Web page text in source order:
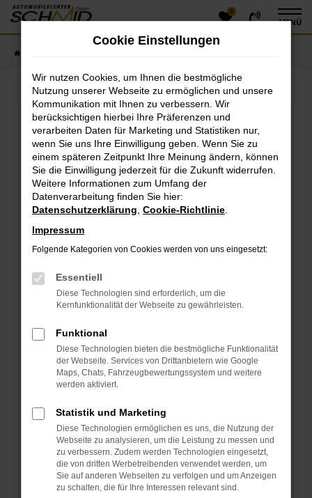
Zum
Hauptinhalt
0
MENÜ
Fehler: Network Error
Beim Laden ist ein Fehler aufgetreten.
Hier sind ein paar Tipps, die dir helfen können:
Überprüfe deine Firewall und deine
Internetverbindung.
Laden andere Webseiten, zum Beispiel deine
Suchmaschine?
Prüfe deine Browsererweiterungen.
das Laden bestimmter Seiten verhindern.
Funktioniert die Seite in einem anderen Browser
oder in einem privaten Fenster?
Das kann manchmal helfen, vorübergehende
Probleme zu beheben.
Stelle sicher, dass dein Browser und dein
Betriebssystem auf dem neuesten Stand sind.
Sicherheitsrisiko, sondern kann auch dazu führen,
dass bestimmte Funktionen nicht mehr
unterstützt werden.
Wende dich an den Webseitenbetreiber.
Wenn du alle oben genannten Schritte versucht
hast, kontaktiere uns bitte. Wir werden versuchen,
Cookie Einstellungen
Wir nutzen Cookies, um Ihnen die bestmögliche
Nutzung unserer Webseite zu ermöglichen und unsere
Kommunikation mit Ihnen zu verbessern. Wir
berücksichtigen hierbei Ihre Präferenzen und
verarbeiten Daten für Marketing und Statistiken nur,
wenn Sie uns Ihre Einwilligung geben. Wenn Sie zu
einem späteren Zeitpunkt Ihre Meinung ändern, können
Sie die Einwilligung jederzeit für die Zukunft widerrufen.
Weitere Informationen zum Umfang der
Datenverarbeitung finden Sie hier:
Datenschutzerklärung Cookie-Richtlinie
Impressum
Folgende Kategorien von Cookies werden von uns eingesetzt:
Essentiell
Diese Technologien sind erforderlich, um die
Kernfunktionalität der Webseite zu gewährleisten.
Funktional
Diese Technologien bieten die bestmögliche Funktionalität
der Webseite. Services von Drittanbietern wie Google
Maps, Chats, Fahrzeugbewertungssystem und weitere
werden aktiviert.
Statistik und Marketing
Diese Technologien ermöglichen es uns, die Nutzung der
Webseite zu analysieren, um die Leistung zu messen und
zu verbessern. Zudem werden Technologien eingesetzt,
die von dritten Werbetreibenden verwendet werden, um
Sie auf anderen Webseiten zu verfolgen und um Anzeigen
zu schalten, die für Ihre Interessen relevant sind.